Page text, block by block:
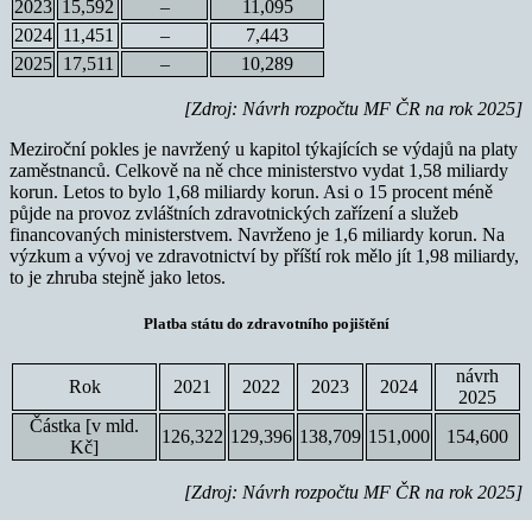
2023 15,592 –
11,095
2024 11,451 –
7,443
2025 17,511 – 10,289
[Zdroj: Návrh rozpočtu MF ČR na rok 2025]
Meziroční pokles je navržený u kapitol týkajících se výdajů na platy
zaměstnanců. Celkově na ně chce ministerstvo vydat 1,58 miliardy
korun. Letos to bylo 1,68 miliardy korun. Asi o 15 procent méně
půjde na provoz zvláštních zdravotnických zařízení a služeb
financovaných ministerstvem. Navrženo je 1,6 miliardy korun. Na
výzkum a vývoj ve zdravotnictví by příští rok mělo jít 1,98 miliardy,
to je zhruba stejně jako letos.
Platba státu do zdravotního pojištění
Rok 2021 2022 2023 2024
návrh
2025
Částka [v mld.
Kč]
126,322 129,396 138,709 151,000 154,600
[Zdroj: Návrh rozpočtu MF ČR na rok 2025]